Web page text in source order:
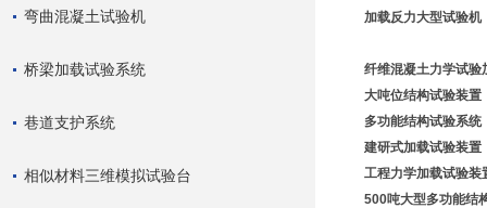
弯曲混凝土试验机
桥梁加载试验系统
巷道支护系统
相似材料三维模拟试验台
加载反力大型试验机
纤维混凝土力学试验
大吨位结构试验装置
多功能结构试验系统
建研式加载试验装置
工程力学加载试验装
500吨大型多功能结